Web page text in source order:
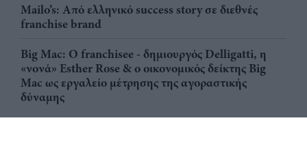
Mailo’s: Από ελληνικό success story σε διεθνές
franchise brand
Big Mac: Ο franchisee - δημιουργός Delligatti, η
«νονά» Esther Rose & ο οικονομικός δείκτης Big
Mac ως εργαλείο μέτρησης της αγοραστικής
δύναμης